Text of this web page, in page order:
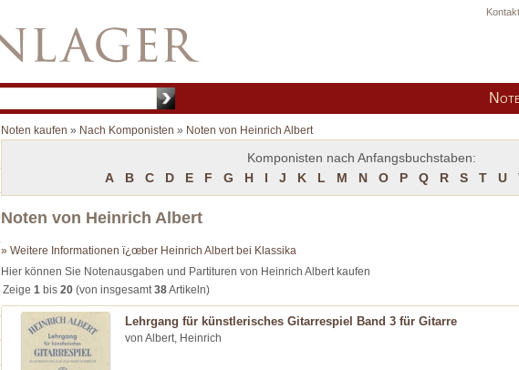
Kontakt
Noten kaufen » Nach Komponisten » Noten von Heinrich Albert
Komponisten nach Anfangsbuchstaben:
A
B C D E F G H I J K L M N O P Q R S T U
Noten von Heinrich Albert
» Weitere Informationen ï¿œber Heinrich Albert bei Klassika
Hier können Sie Notenausgaben und Partituren von Heinrich Albert kaufen
Zeige 1 bis 20 (von insgesamt38Artikeln)
Lehrgang für künstlerisches Gitarrespiel Band 3 für Gitarre
von Albert, Heinrich